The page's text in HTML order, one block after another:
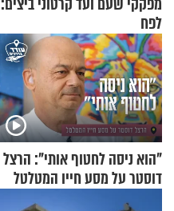
לפח
"הוא ניסה לחטוף אותי": הרצל
דוסטר על מסע חייו המטלטל